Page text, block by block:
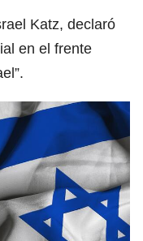
Katz, declaró
en el frente